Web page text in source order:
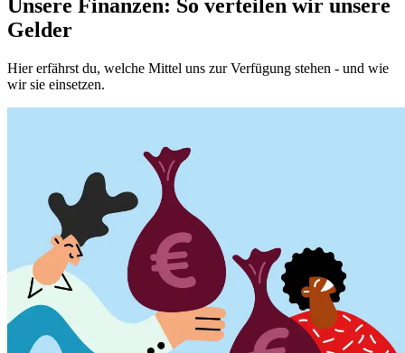
Unsere Finanzen: So verteilen wir unsere
Gelder
Hier erfährst du, welche Mittel uns zur Verfügung stehen - und wie
wir sie einsetzen.